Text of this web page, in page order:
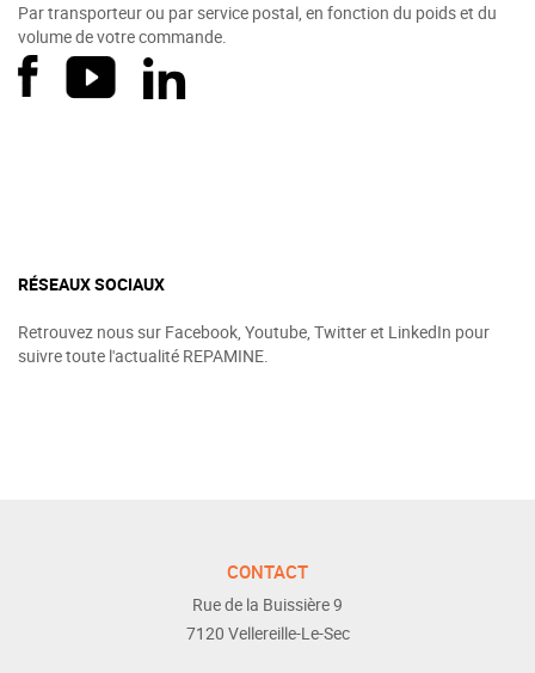
Par transporteur ou par service postal, en fonction du poids et du
volume de votre commande.
RÉSEAUX SOCIAUX
Retrouvez nous sur Facebook, Youtube, Twitter et LinkedIn pour
suivre toute l'actualité REPAMINE.
CONTACT
Rue de la Buissière 9
7120 Vellereille-Le-Sec